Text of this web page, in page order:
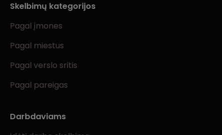
Skelbimų kategorijos
Pagal įmones
Pagal miestus
Pagal verslo sritis
Pagal pareigas
Darbdaviams